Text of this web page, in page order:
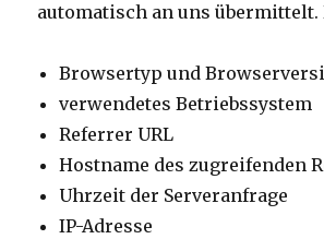
automatisch an uns übermittelt.
Browsertyp und
verwendetes Betriebssystem
Referrer URL
Hostname des zugreifenden
Uhrzeit der Serveranfrage
IP-Adresse